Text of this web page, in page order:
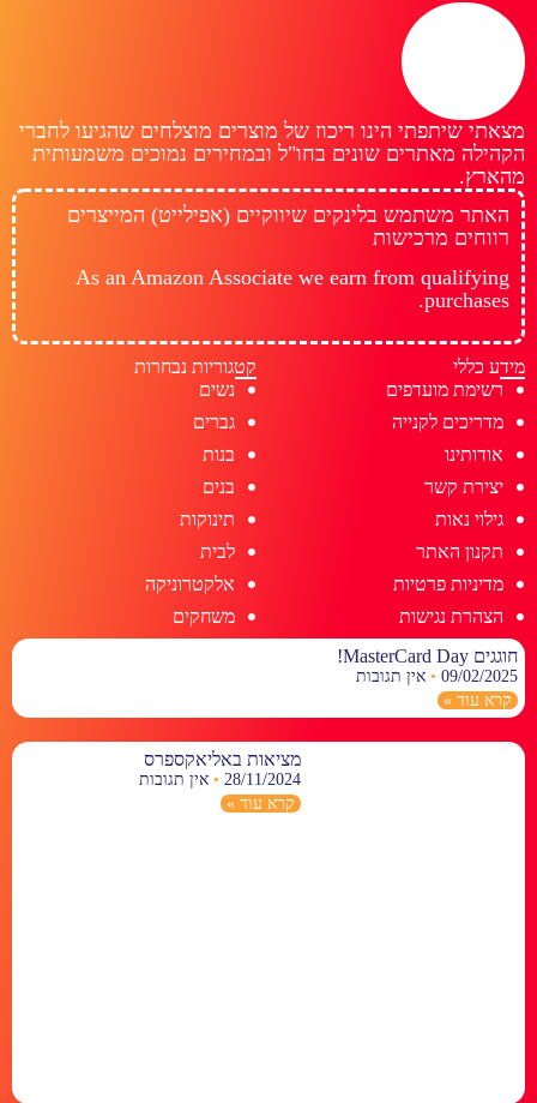
מצאתי שיתפתי הינו ריכוז של מוצרים מוצלחים שהגיעו לחברי
הקהילה מאתרים שונים בחו"ל ובמחירים נמוכים משמעותית
מהארץ.
האתר משתמש בלינקים שיווקיים (אפילייט) המייצרים
רווחים מרכישות
As an Amazon Associate we earn from qualifying
purchases.
מידע כללי
רשימת מועדפים
מדריכים לקנייה
אודותינו
יצירת קשר
גילוי נאות
תקנון האתר
מדיניות פרטיות
הצהרת נגישות
קטגוריות נבחרות
נשים
גברים
בנות
בנים
תינוקות
לבית
אלקטרוניקה
משחקים
חוגגים MasterCard Day!
09/02/2025
אין תגובות
קרא עוד »
מציאות באליאקספרס
28/11/2024 אין תגובות
קרא עוד »